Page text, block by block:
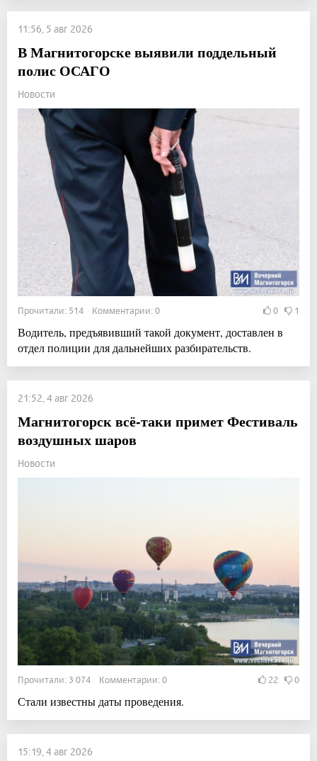
11:56, 5 авг 2026
В Магнитогорске выявили поддельный
полис ОСАГО
Новости
Прочитали: 514 Комментарии: 0 0 1
Водитель, предъявивший такой документ, доставлен в
отдел полиции для дальнейших разбирательств.
21:52, 4 авг 2026
Магнитогорск всё-таки примет Фестиваль
воздушных шаров
Новости
Прочитали: 3 074 Комментарии: 0 22 0
Стали известны даты проведения.
15:19, 4 авг 2026